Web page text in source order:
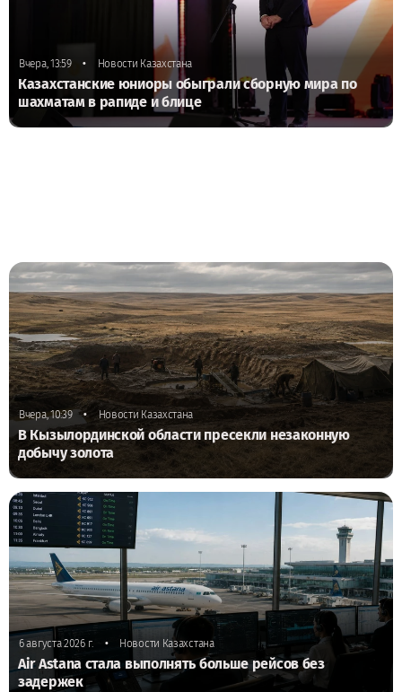
Вчера, 13:59 • Новости Казахстана
Казахстанские юниоры обыграли сборную мира по
шахматам в рапиде и блице
Вчера, 10:39 • Новости Казахстана
В Кызылординской области пресекли незаконную
добычу золота
6 августа 2026 г. • Новости Казахстана
Air Astana стала выполнять больше рейсов без
задержек